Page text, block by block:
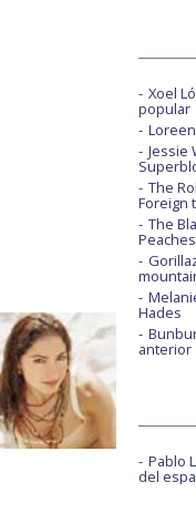
Xoel
popular
Jessie
The
Foreign
The
Hades
anterior
Pablo
del